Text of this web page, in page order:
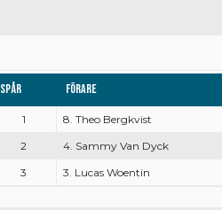
Spår Förare
1
8. Theo Bergkvist
2
4. Sammy Van Dyck
3
3. Lucas Woentin